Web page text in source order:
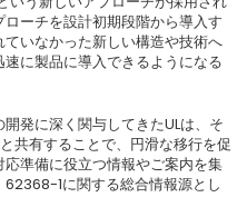
ーチを設計初期段階から導入す
いなかった新しい構造や技術へ
に製品に導入できるようになる
発に深く関与してきたULは、そ
共有することで、円滑な移行を促
準備に役立つ情報やご案内を集
1に関する総合情報源とし